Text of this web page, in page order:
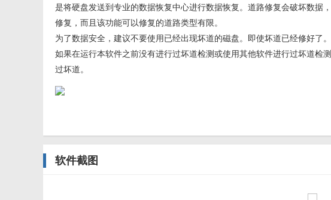
是将硬盘发送到专业的数据恢复中心进行数据恢复。道路修复会破坏数据
修复，而且该功能可以修复的道路类型有限。
为了数据安全，建议不要使用已经出现坏道的磁盘。即使坏道已经修好了
如果在运行本软件之前没有进行过坏道检测或使用其他软件进行过坏道检
过坏道。
软件截图